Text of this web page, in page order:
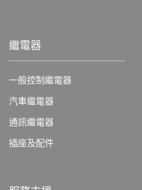
繼電器
一般控制繼電器
汽車繼電器
通訊繼電器
插座及配件